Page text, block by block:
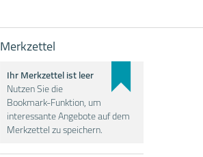
Merkzettel
Ihr Merkzettel ist leer
Nutzen Sie die
Bookmark-Funktion, um
interessante Angebote auf dem
Merkzettel zu speichern.